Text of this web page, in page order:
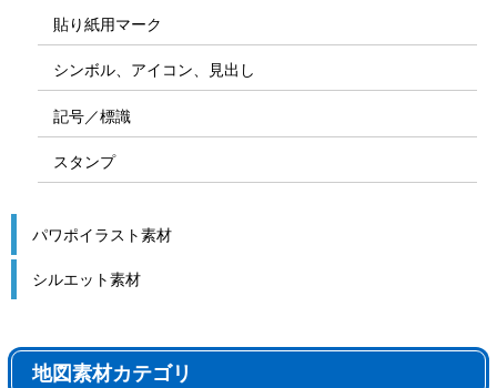
貼り紙用マーク
シンボル、アイコン、見出し
記号／標識
スタンプ
パワポイラスト素材
シルエット素材
地図素材カテゴリ